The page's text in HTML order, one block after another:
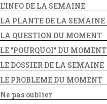
L'INFO DE LA SEMAINE
LA PLANTE DE LA SEMAINE
LA QUESTION DU MOMENT
LE "POURQUOI" DU MOMENT
LE DOSSIER DE LA SEMAINE
LE PROBLEME DU MOMENT
Ne pas oublier